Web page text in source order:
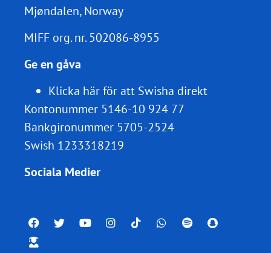
Mjøndalen, Norway
MIFF org. nr.502086-8955
Ge en gåva
Klicka här för att Swisha direkt
Kontonummer 5146-10 924 77
Bankgironummer 5705-2524
Swish 1233318219
Sociala Medier